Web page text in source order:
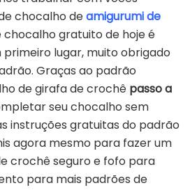
chocalho deamigurumi de
chocalho gratuito de hoje é
primeiro lugar, muito obrigado
Graças ao padrão
de girafa de crochê passo a
seu chocalho sem
instruções gratuitas do padrão
agora mesmo para fazer um
crochê seguro e fofo para
para mais padrões de